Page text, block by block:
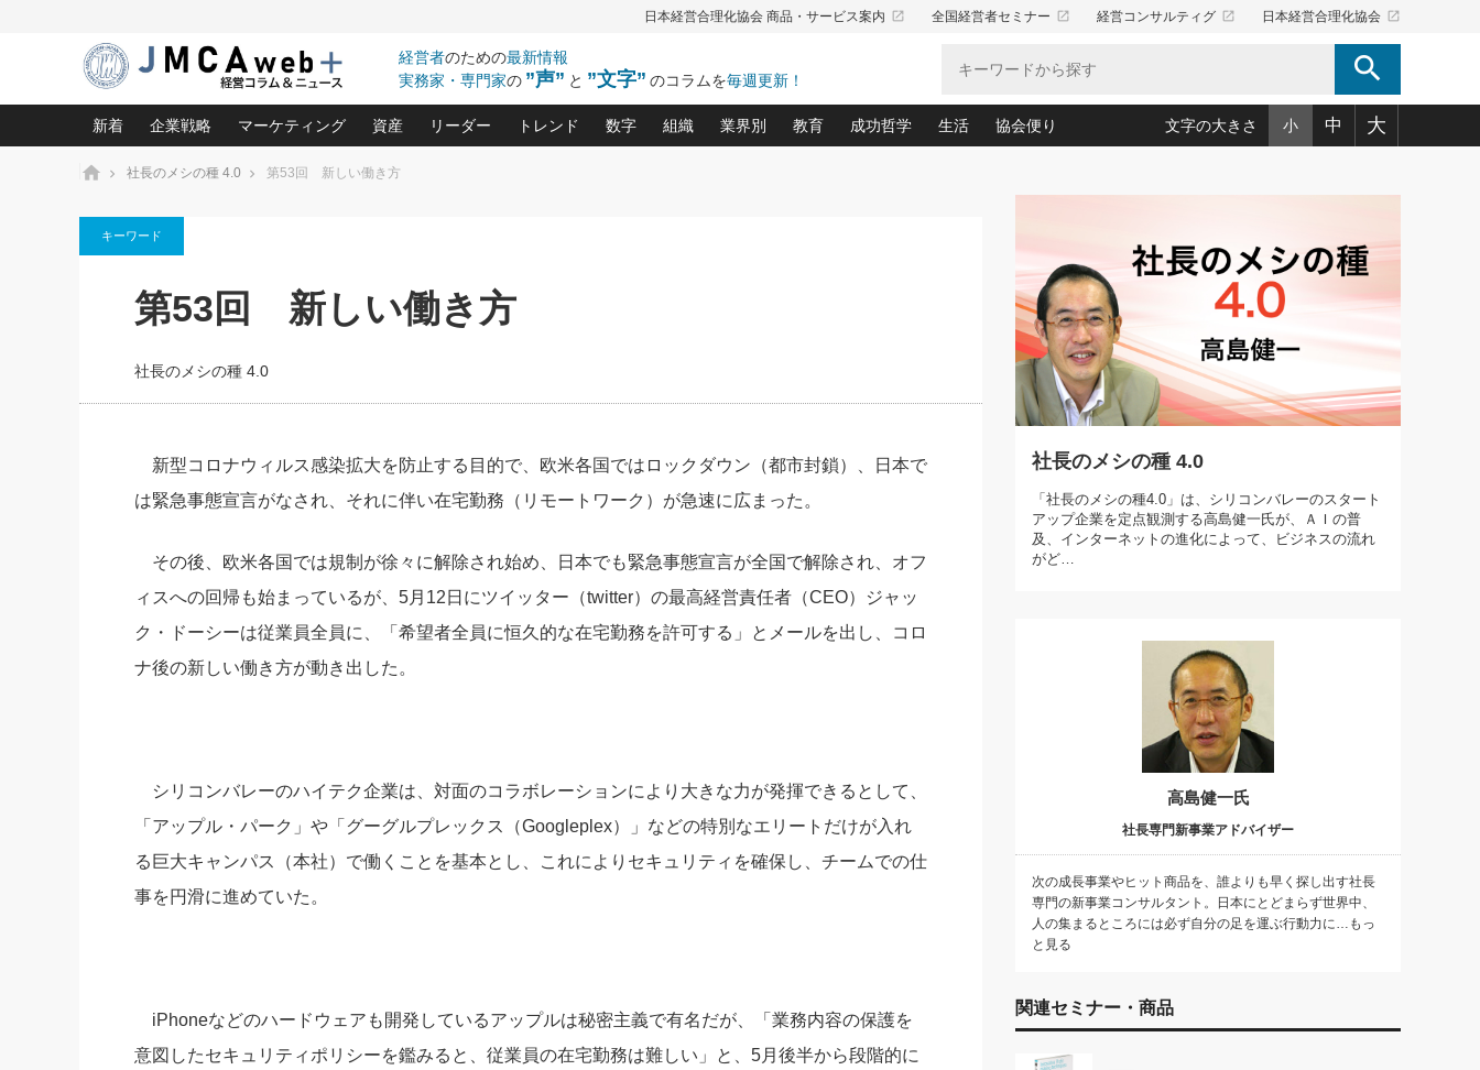
日本経営合理化協会 商品・サービス案内 launch 全国経営者セミナー launch 経営コンサルティグ launch 日本経営合理化協会 launch
経営者のための最新情報
実務家・専門家の ”声” と ”文字” のコラムを毎週更新！ search
新着
がよいのでしょうか！
2026.08.7
日号）
2026.08.5
第86回 「言葉狩り」
もっとみる
企業戦略
中小企業の「１位づくり」戦略(96)
利益を最大化する「業務改善」横田尚哉氏(5)
強い会社を築く ビジネス・クリニック(240)
日本レーザー「人を大切にしながら利益を上げる経営」の極意
武器としてのM&A入門(3)
継続経営 百話百行(85)
野田久美子 香港ビジネス成功法(10)
マーケティング
ロングセラーの玉手箱(9)
は(5)
最高の自分を表現する 成功イメージ戦略(77)
資産
中国経済の最新動向(204)
事業承継の前に、決めておきたい、知っておきたい、やってお
リーダー
ピョートル・F・グジバチの『経営戦略の新常識』(12)
次もあなたにお願いしたいと思われる「一流の仕事術」(28)
社長の口ぐせ経営哲学(100)
酒井英之の社長のビジョン実現道場(10)
トレンド 数字
おカネが残る決算書にするために、やっておきたいこと(34)
賢い社長の「経理財務の見どころ・勘どころ・ツッコミどこ
ろ」(149)
組織
顧客・社員・社会から支持される「ウェルビーイング経営入
業界別
大久保一彦の“流行る”お店の仕組みづくり(210)
教育
あなただからお願いしたいと思われる 気配りの達人(127)
クレーム対応 実践マニュアル(92)
クレーム対応の新知識と新常識(57)
デキル社員に育てる！ 社員教育の決め手(203)
東川鷹年の「中小企業の人育て」(38)
欧米資産家に学ぶ二世教育(100)
社長のための“全員営業”(30)
成功哲学
令和時代の「社長の人間力の磨き方」(86)
先人の名句名言の教え 東洋思想に学ぶ経営学(132)
渡部昇一の「日本の指導者たち」(32)
経営に活かす“十八史略”(30)
生活
デジタルＡＶを味方に！新・仕事術(180)
リーダー脳の鍛え方(32)
ワインを楽しむ基礎レッスン(12)
必読！社長が読むべき今月の4冊(88)
眼と耳で楽しむ読書術(162)
社長の「氣」(30)
米国スポーツ・ビジネスに学ぶ心理学(98)
高橋一喜の『これぞ！"本物の温泉"』(157)
協会便り
ビジネス見聞録 経営ニュース(100)
作間信司の経営無形庵(けいえいむぎょうあん)(166)
経営セミナー情報局(1)
繁栄への着眼点 牟田太陽(76)
講話を聞いて学ぼう 実学・耳学・磨く「ミミガク」のすすめ
(7)
文字の大きさ 小 中 大
ホーム 社長のメシの種 4.0 第53回 新しい働き方
キーワード
第53回 新しい働き方
社長のメシの種 4.0
新型コロナウィルス感染拡大を防止する目的で、欧米各国ではロックダウン（都市封鎖）、日本で
は緊急事態宣言がなされ、それに伴い在宅勤務（リモートワーク）が急速に広まった。
その後、欧米各国では規制が徐々に解除され始め、日本でも緊急事態宣言が全国で解除され、オフ
ィスへの回帰も始まっているが、5月12日にツイッター（twitter）の最高経営責任者（CEO）ジャッ
ク・ドーシーは従業員全員に、「希望者全員に恒久的な在宅勤務を許可する」とメールを出し、コロ
ナ後の新しい働き方が動き出した。
シリコンバレーのハイテク企業は、対面のコラボレーションにより大きな力が発揮できるとして、
「アップル・パーク」や「グーグルプレックス（Googleplex）」などの特別なエリートだけが入れ
る巨大キャンパス（本社）で働くことを基本とし、これによりセキュリティを確保し、チームでの仕
事を円滑に進めていた。
iPhoneなどのハードウェアも開発しているアップルは秘密主義で有名だが、「業務内容の保護を
意図したセキュリティポリシーを鑑みると、従業員の在宅勤務は難しい」と、5月後半から段階的に
社長のメシの種 4.0
「社長のメシの種4.0」は、シリコンバレーのスタート
アップ企業を定点観測する高島健一氏が、ＡＩの普
及、インターネットの進化によって、ビジネスの流れ
がど…
高島健一氏
社長専門新事業アドバイザー
次の成長事業やヒット商品を、誰よりも早く探し出す社長
専門の新事業コンサルタント。日本にとどまらず世界中、
人の集まるところには必ず自分の足を運ぶ行動力に…もっ
と見る
関連セミナー・商品